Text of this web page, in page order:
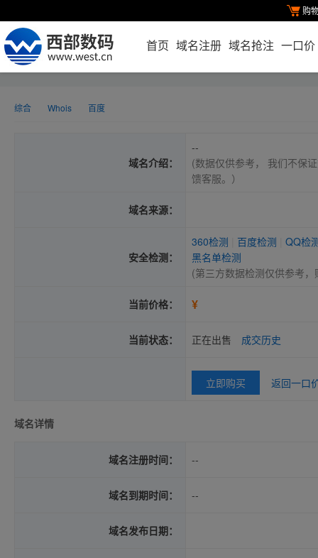
购
首页 域名注册 域名抢注 一口价
综合 Whois 百度
域名介绍：
--
(数据仅供参考， 我们不保
馈客服。）
域名来源：
安全检测：
360检测 百度检测
QQ检
黑名单检测
(第三方数据检测仅供参考
当前价格： ¥
当前状态： 正在出售 成交历史
立即购买 返回一口
域名详情
域名注册时间： --
域名到期时间： --
域名发布日期：